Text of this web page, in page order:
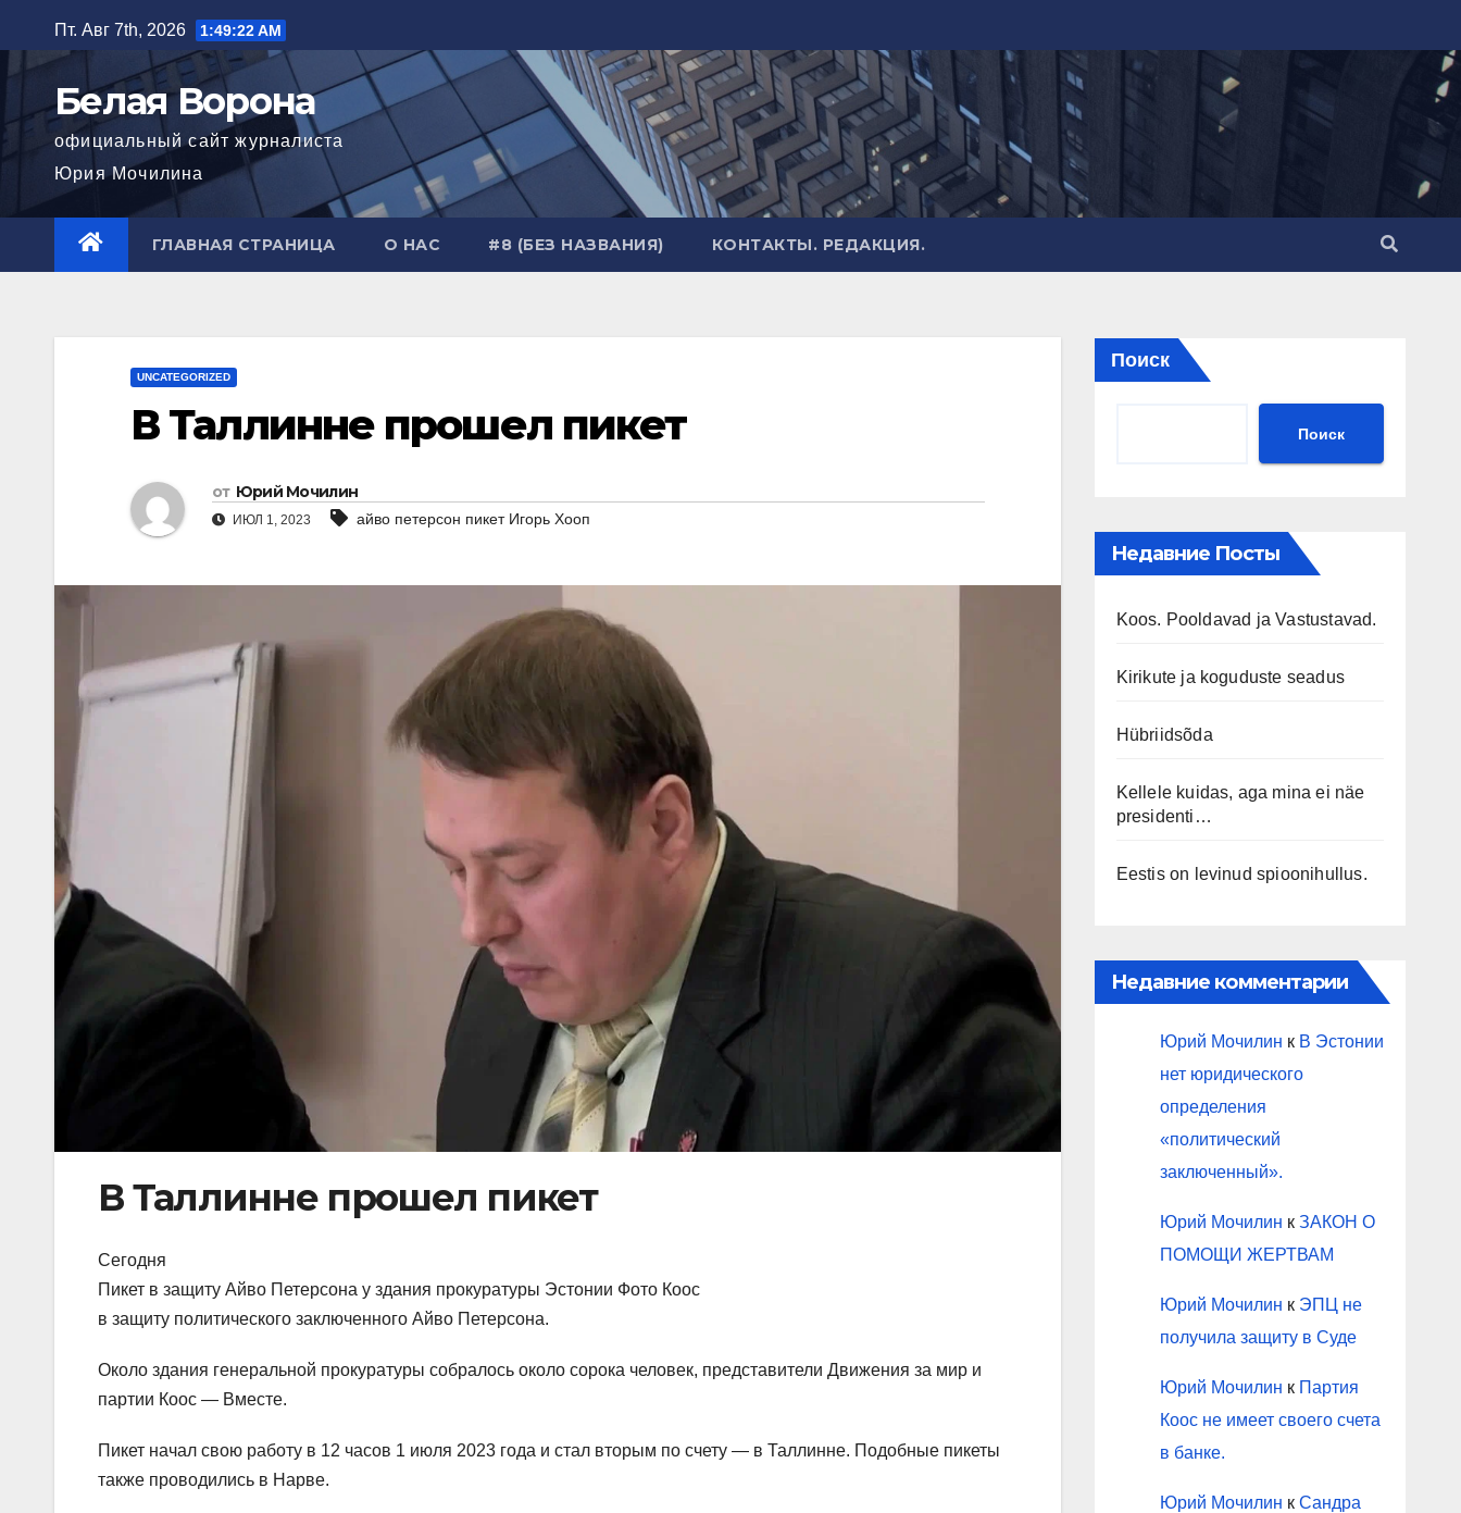
к
содержимому
Пт. Авг 7th, 2026 1:49:23 AM
Белая Ворона
официальный сайт журналиста
Юрия Мочилина
ГЛАВНАЯ СТРАНИЦА О НАС #8 (БЕЗ НАЗВАНИЯ) КОНТАКТЫ. РЕДАКЦИЯ.
UNCATEGORIZED
В Таллинне прошел пикет
от Юрий Мочилин
ИЮЛ 1, 2023 айво петерсон пикет Игорь Хооп
В Таллинне прошел пикет
Сегодня
Пикет в защиту Айво Петерсона у здания прокуратуры Эстонии Фото Коос
в защиту политического заключенного Айво Петерсона.
Около здания генеральной прокуратуры собралось около сорока человек, представители Движения за мир и
партии Коос — Вместе.
Пикет начал свою работу в 12 часов 1 июля 2023 года и стал вторым по счету — в Таллинне. Подобные пикеты
также проводились в Нарве.
Поиск
Поиск
Недавние Посты
Koos. Pooldavad ja Vastustavad.
Kirikute ja koguduste seadus
Hübriidsõda
Kellele kuidas, aga mina ei näe
presidenti…
Eestis on levinud spioonihullus.
Недавние комментарии
Юрий Мочилин к В Эстонии
нет юридического
определения
«политический
заключенный».
Юрий Мочилин к ЗАКОН О
ПОМОЩИ ЖЕРТВАМ
Юрий Мочилин к ЭПЦ не
получила защиту в Суде
Юрий Мочилин к Партия
Коос не имеет своего счета
в банке.
Юрий Мочилин к Сандра